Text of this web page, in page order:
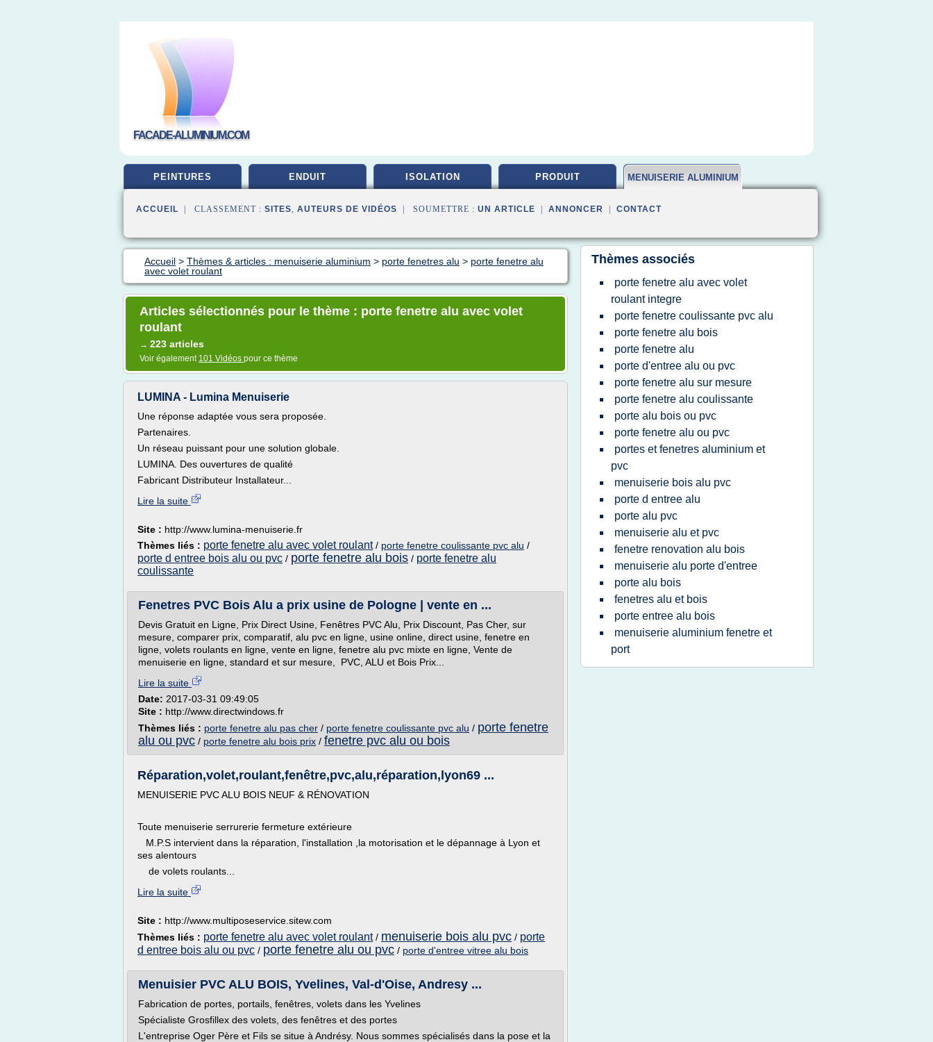
FACADE-ALUMINIUM.COM
PEINTURES ENDUIT ISOLATION PRODUIT MENUISERIE ALUMINIUM
ACCUEIL | CLASSEMENT : SITES, AUTEURS DE VIDÉOS | SOUMETTRE : UN ARTICLE ANNONCER CONTACT
Accueil > Thèmes & articles : menuiserie aluminium > porte fenetres alu > porte fenetre alu
avec volet roulant
Articles sélectionnés pour le thème : porte fenetre alu avec volet
roulant
→ 223 articles
Voir également 101 Vidéos pour ce thème
LUMINA - Lumina Menuiserie
Une réponse adaptée vous sera proposée.
Partenaires.
Un réseau puissant pour une solution globale.
LUMINA. Des ouvertures de qualité
Fabricant Distributeur Installateur...
Lire la suite
Site : http://www.lumina-menuiserie.fr
Thèmes liés : porte fenetre alu avec volet roulant/ porte fenetre coulissante pvc alu /
porte d entree bois alu ou pvc / porte fenetre alu bois / porte fenetre alu
coulissante
Fenetres PVC Bois Alu a prix usine de Pologne | vente en ...
Devis Gratuit en Ligne, Prix Direct Usine, Fenêtres PVC Alu, Prix Discount, Pas Cher, sur
mesure, comparer prix, comparatif, alu pvc en ligne, usine online, direct usine, fenetre en
ligne, volets roulants en ligne, vente en ligne, fenetre alu pvc mixte en ligne, Vente de
menuiserie en ligne, standard et sur mesure, PVC, ALU et Bois Prix...
Lire la suite
Date: 2017-03-31 09:49:05
Site : http://www.directwindows.fr
Thèmes liés : porte fenetre alu pas cher / porte fenetre coulissante pvc alu / porte fenetre
alu ou pvc / porte fenetre alu bois prix / fenetre pvc alu ou bois
Réparation,volet,roulant,fenêtre,pvc,alu,réparation,lyon69 ...
MENUISERIE PVC ALU BOIS NEUF & RÉNOVATION
Toute menuiserie serrurerie fermeture extérieure
M.P.S intervient dans la réparation, l'installation ,la motorisation et le dépannage à Lyon et
ses alentours
de volets roulants...
Lire la suite
Site : http://www.multiposeservice.sitew.com
Thèmes liés : porte fenetre alu avec volet roulant/ menuiserie bois alu pvc / porte
d entree bois alu ou pvc / porte fenetre alu ou pvc / porte d'entree vitree alu bois
Menuisier PVC ALU BOIS, Yvelines, Val-d'Oise, Andresy ...
Fabrication de portes, portails, fenêtres, volets dans les Yvelines
Spécialiste Grosfillex des volets, des fenêtres et des portes
L'entreprise Oger Père et Fils se situe à Andrésy. Nous sommes spécialisés dans la pose et la
Thèmes associés
porte fenetre alu avec volet
roulant integre
porte fenetre coulissante pvc alu
porte fenetre alu bois
porte fenetre alu
porte d'entree alu ou pvc
porte fenetre alu sur mesure
porte fenetre alu coulissante
porte alu bois ou pvc
porte fenetre alu ou pvc
portes et fenetres aluminium et
pvc
menuiserie bois alu pvc
porte d entree alu
porte alu pvc
menuiserie alu et pvc
fenetre renovation alu bois
menuiserie alu porte d'entree
porte alu bois
fenetres alu et bois
porte entree alu bois
menuiserie aluminium fenetre et
port